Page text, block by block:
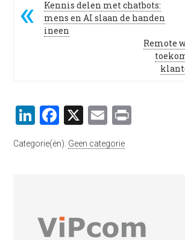
Kennis delen met chatbots:
mens en AI slaan de handen
ineen
Remote
LinkedIn
Facebook
X Email
Categorie(ën): Geen categorie